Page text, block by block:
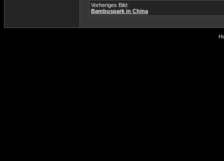
Vorheriges Bild:
Bambuspark in China